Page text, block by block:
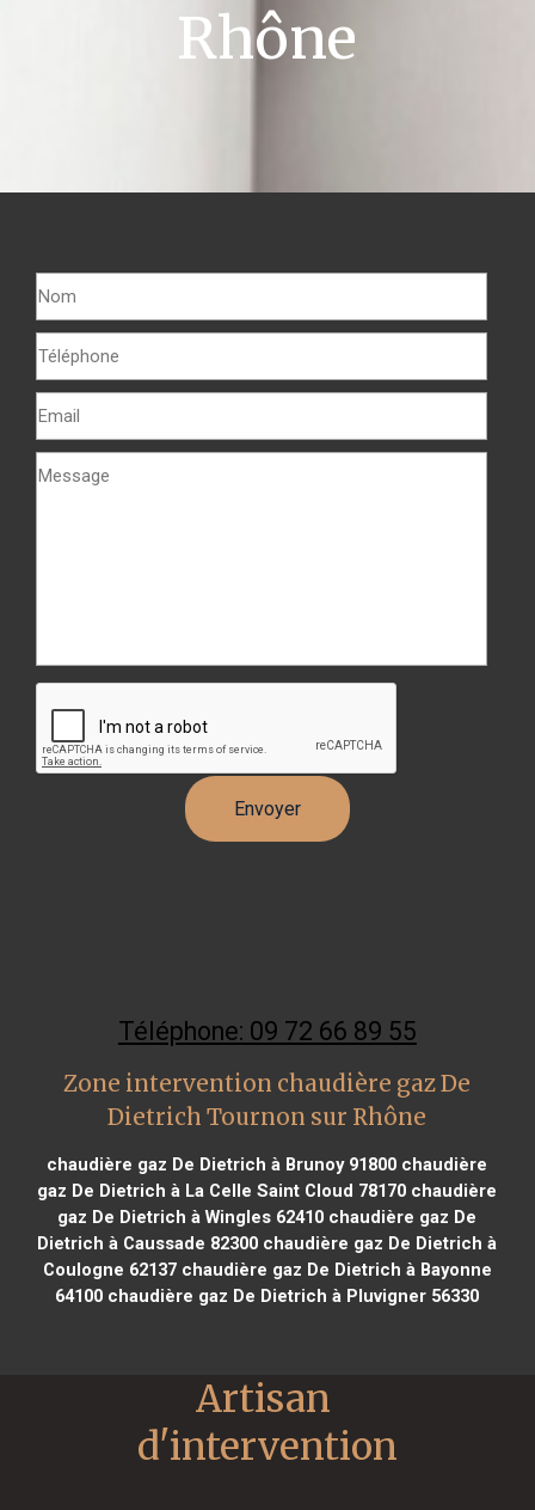
Rhône
Téléphone: 09 72 66 89 55
Zone intervention chaudière gaz De
Dietrich Tournon sur Rhône
chaudière gaz De Dietrich à Brunoy 91800 chaudière
gaz De Dietrich à La Celle Saint Cloud 78170 chaudière
gaz De Dietrich à Wingles 62410 chaudière gaz De
Dietrich à Caussade 82300 chaudière gaz De Dietrich à
Coulogne 62137chaudière gaz De Dietrich à Bayonne
64100 chaudière gaz De Dietrich à Pluvigner 56330
Artisan
d'intervention